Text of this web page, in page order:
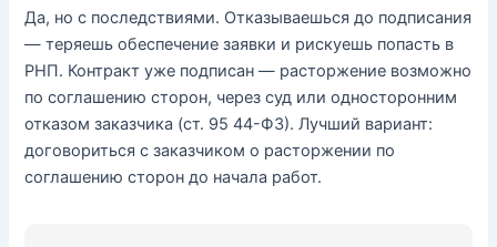
Да, но с последствиями. Отказываешься до подписания
— теряешь обеспечение заявки и рискуешь попасть в
РНП. Контракт уже подписан — расторжение возможно
по соглашению сторон, через суд или односторонним
отказом заказчика (ст. 95 44-ФЗ). Лучший вариант:
договориться с заказчиком о расторжении по
соглашению сторон до начала работ.